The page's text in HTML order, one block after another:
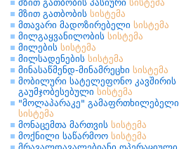
მზით გათბობის პასიური სისტემა
მზით გათბობის სისტემა
მთავარი მადოზირებელი სისტემა
მილგაყვანილობის სისტემა
მილების სისტემა
მილსადენების სისტემა
მინასაწმენდ-მინამრეცხი სისტემა
მობილური სატელეფონო კავშირის
გაუმჯობესებული სისტემა
"მოლაპარაკე" გამაფრთხილებელი
სისტემა
მონაცემთა მართვის სისტემა
მოქნილი საწარმოო სისტემა